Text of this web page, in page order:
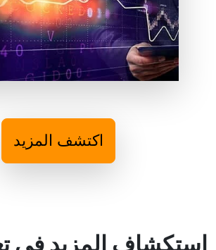
اكتشف المزيد